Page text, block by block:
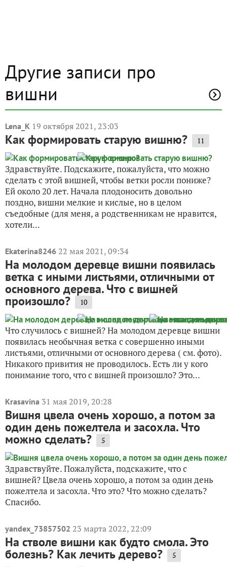
Другие записи про
вишни
Lena_K 19 октября 2021, 23:03
Как формировать старую вишню? 11
Здравствуйте. Подскажите, пожалуйста, что можно
сделать с этой вишней, чтобы ветки росли пониже?
Ей около 20 лет. Начала плодоносить довольно
поздно, вишни мелкие и кислые, но в целом
съедобные (для меня, а родственникам не нравится,
хотели...
Ekaterina8246 22 мая 2021, 09:34
На молодом деревце вишни появилась
ветка с иными листьями, отличными от
основного дерева. Что с вишней
произошло? 10
Что случилось с вишней? На молодом деревце вишни
появилась необычная ветка с совершенно иными
листьями, отличными от основного дерева ( см. фото).
Никакого привития не проводилось. Есть ли у кого
понимание того, что с вишней произошло? Это...
Krasavina 31 мая 2019, 20:28
Вишня цвела очень хорошо, а потом за
один день пожелтела и засохла. Что
можно сделать? 5
Здравствуйте. Пожалуйста, подскажите, что с
вишней? Цвела очень хорошо, а потом за один день
пожелтела и засохла. Что это? Что можно сделать?
Спасибо.
yandex_73857502 23 марта 2022, 22:09
На стволе вишни как будто смола. Это
болезнь? Как лечить дерево? 5